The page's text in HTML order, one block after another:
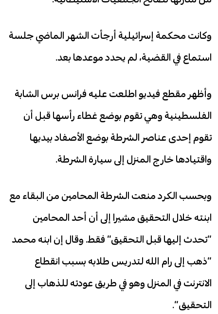
وكانت محكمة إسرائيلية أرجأت الشهر الماضي جلسة
استماع في القضية، لم يحدد موعدها بعد.
وأظهر مقطع فيديو اطلعت عليه فرانس برس الشابة
الفلسطينية وهي تقوم بوضع غطاء رأسها قبل أن
تقوم إحدى عناصر الشرطة بوضع الأصفاد بيديها
واقتيادها خارج المنزل إلى سيارة الشرطة.
وبحسب الكرد منعت الشرطة المحامين من البقاء مع
ابنته خلال التحقيق مشيرا إلى أن أحد المحامين
“تحدث إليها قبل التحقيق” فقط. وقال إن ابنه محمد
“ذهب إلى رام الله لتدريس طلابه بسبب انقطاع
الانترنت في المنزل وهو في طريق عودته للذهاب إلى
التحقيق”.